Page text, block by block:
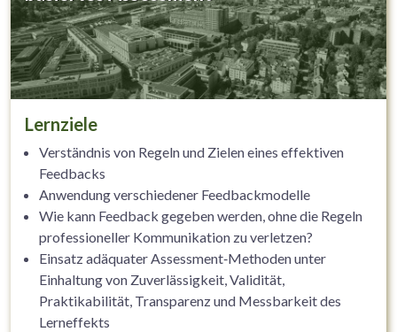
Lernziele
Verständnis von Regeln und Zielen eines effektiven
Feedbacks
Anwendung verschiedener Feedbackmodelle
Wie kann Feedback gegeben werden, ohne die Regeln
professioneller Kommunikation zu verletzen?
Einsatz adäquater Assessment‐Methoden unter
Einhaltung von Zuverlässigkeit, Validität,
Praktikabilität, Transparenz und Messbarkeit des
Lerneffekts